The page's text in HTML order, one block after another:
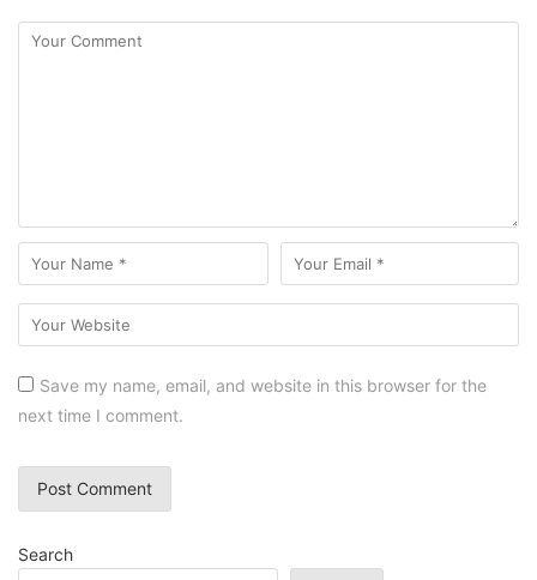
Save my name, email, and website in this browser for the
next time I comment.
Search